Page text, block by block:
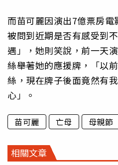
而苗可麗因演出7億票房電
被問到近期是否有感受到
遇」，她則笑說，前一天
絲舉著她的應援牌，「以
絲，現在牌子後面竟然有
心」。
苗可麗 亡母 母親節
相關文章